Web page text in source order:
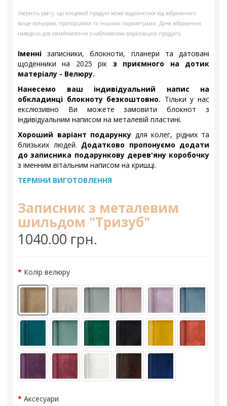
Зверніть увагу, що кінцевий продукт може відрізнятися від зображеного
вище кольором, пропорціями та іншими параметрами. Дане зображення
наведено для ознайомлення з наближеною візуалізацією продукту.
Іменні записники, блокноти, планери та датовані
щоденники на 2025 рік з приємного на дотик
матеріалу - Велюру.
Нанесемо ваш індивідуальний напис на
обкладинці блокноту безкоштовно. Тільки у нас
екслюзивно Ви можете замовити блокнот з
індивідуальним написом на металевій пластині.
Хороший варіант подарунку для колег, рідних та
близьких людей. Додатково пропонуємо додати
до записника подарункову дерев'яну коробочку
з іменним вітальним написом на кришці.
ТЕРМІНИ ВИГОТОВЛЕННЯ
Записник з металевим
шильдом "Тризуб"
1040.00 грн.
Колір велюру
Аксесуари